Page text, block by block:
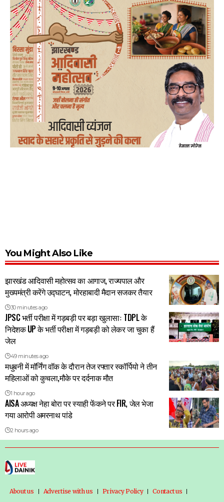
You Might Also Like
झारखंड आदिवासी महोत्सव का आगाज, राज्यपाल और
मुख्यमंत्री करेंगे उद्घाटन, मोरहाबादी मैदान सजकर तैयार
30 minutes ago
JPSC भर्ती परीक्षा में गड़बड़ी पर बड़ा खुलासाः TDPL के
निदेशक UP के भर्ती परीक्षा में गड़बड़ी को लेकर जा चुका हैं
जेल
49 minutes ago
मधुबनी में मॉर्निंग वॉक के दौरान तेज रफ्तार स्कॉर्पियो ने तीन
महिलाओं को कुचला,मौके पर दर्दनाक मौत
1 hour ago
AISA अध्यक्ष नेहा बोरा पर स्याही फेंकने पर FIR, जेल भेजा
गया आरोपी अमरनाथ पांडे
2 hours ago
About us Advertise with us Privacy Policy
Contact us